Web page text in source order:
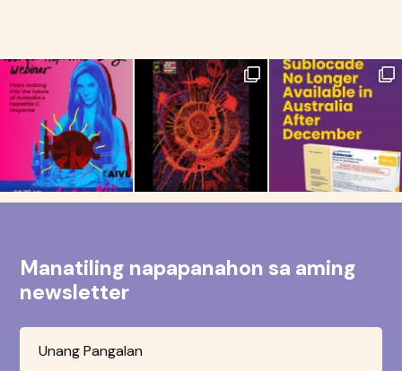
Manatiling napapanahon sa aming
newsletter